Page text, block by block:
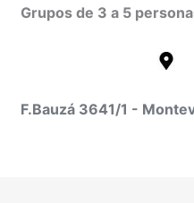
Grupos de 3 a 5
F.Bauzá 3641/1 -